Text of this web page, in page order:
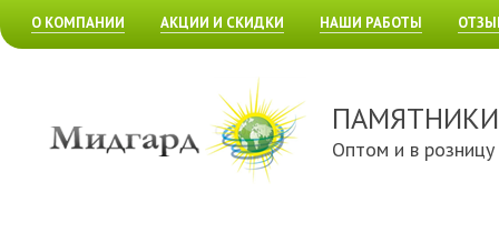
О КОМПАНИИ АКЦИИ И СКИДКИ НАШИ РАБОТЫ
ПАМЯТНИКИ
Оптом и в розницу